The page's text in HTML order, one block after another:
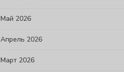
Май 2026
Апрель 2026
Март 2026